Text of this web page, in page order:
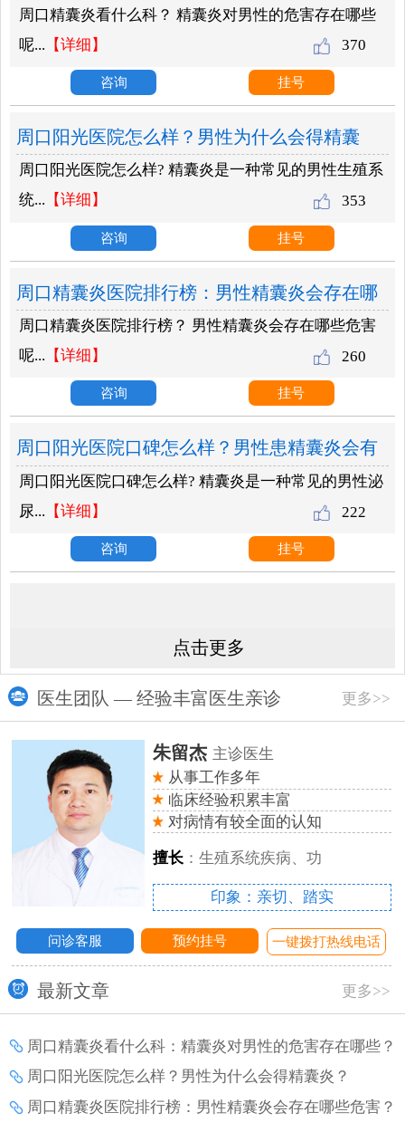
在哪些？
370
周口精囊炎看什么科？ 精囊炎对男性的危害存在哪些
呢... 【详细】
咨询 挂号
周口阳光医院怎么样？男性为什么会得精囊
炎？
353
周口阳光医院怎么样? 精囊炎是一种常见的男性生殖系
统... 【详细】
咨询 挂号
周口精囊炎医院排行榜：男性精囊炎会存在哪
些危害？
260
周口精囊炎医院排行榜？ 男性精囊炎会存在哪些危害
呢... 【详细】
咨询 挂号
周口阳光医院口碑怎么样？男性患精囊炎会有
哪些危害？
222
周口阳光医院口碑怎么样? 精囊炎是一种常见的男性泌
尿... 【详细】
咨询 挂号
点击更多
医生团队 — 经验丰富医生亲诊 更多>>
朱留杰 主诊医生
从事工作多年
临床经验积累丰富
对病情有较全面的认知
擅长：生殖系统疾病、功
印象：亲切、踏实
问诊客服 预约挂号 一键拨打热线电话
最新文章 更多>>
周口精囊炎看什么科：精囊炎对男性的危害存在哪些？
周口阳光医院怎么样？男性为什么会得精囊炎？
周口精囊炎医院排行榜：男性精囊炎会存在哪些危害？